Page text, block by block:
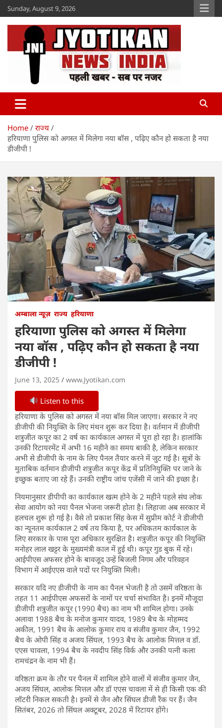
Skip
to
content
Sunday, August 9, 2026
Jyotikan
Home
राज्य
हरियाणा पुलिस को अगस्त में मिलेगा नया बॉस , पढ़िए कौन हो सकता है नया
डीजीपी !
अम्बाला न्यूज़ राज्य हरियाणा
हरियाणा पुलिस को अगस्त में मिलेगा
नया बॉस , पढ़िए कौन हो सकता है नया
डीजीपी !
June 13, 2025 www.Jyotikan.com
Listen to this
हरियाणा के पुलिस को अगस्त में नया बॉस मिल जाएगा। सरकार ने नए
डीजीपी की नियुक्ति के लिए मंथन शुरू कर दिया है। वर्तमान में डीजीपी
शत्रुजीत कपूर का 2 वर्ष का कार्यकाल अगस्त में पूरा हो रहा है। हालांकि
उनकी रिटायरमेंट में अभी 16 महीने का समय बाकी है, लेकिन सरकार
अभी से डीजीपी के नाम के लिए पैनल तैयार करने में जुट गई है। सूत्रों के
मुताबिक वर्तमान डीजीपी शत्रुजीत कपूर केंद्र में प्रतिनियुक्ति पर जाने के
इच्छुक बताए जा रहे हैं। उनकी राष्ट्रीय जांच एजेंसी में जाने की इच्छा है।
नियमानुसार डीपीपी का कार्यकाल खत्म होने के 2 महीने पहले संघ लोक
सेवा आयोग को नया पैनल भेजना जरूरी होता है। लिहाजा अब सरकार में
हलचल शुरू हो गई है। वैसे तो प्रकाश सिंह केस में सुप्रीम कोर्ट ने डीजीपी
का न्यूनतम कार्यकाल 2 वर्ष तय किया है, पर अधिकतम कार्यकाल के
लिए सरकार के पास पूरा अधिकार सुरक्षित है। शत्रुजीत कपूर की नियुक्ति
मनोहर लाल खट्टर के मुख्यमंत्री काल में हुई थी। कपूर गुड बुक में रहे।
आईपीएस अफसर होने के बावजूद उन्हें बिजली निगम और परिवहन
विभाग में आईएएस वाले पदों पर नियुक्ति मिली।
सरकार यदि नए डीजीपी के नाम का पैनल भेजती है तो उसमें वरिष्ठता के
तहत 11 आईपीएस अफसरों के नामों पर चर्चा संभावित है। इनमें मौजूदा
डीजीपी शत्रुजीत कपूर (1990 बैच) का नाम भी शामिल होगा। उनके
अलावा 1988 बैच के मनोज कुमार यादव, 1989 बैच के मोहम्मद
अकील, 1991 बैच के आलोक कुमार राय व संजीव कुमार जैन, 1992
बैच के ओपी सिंह व अजय सिंघल, 1993 बैच के आलोक मित्तल व डॉ.
एएस चावला, 1994 बैच के नवदीप सिंह विर्क और उनकी पत्नी कला
रामचंद्रन के नाम भी हैं।
वरिष्ठता क्रम के तौर पर पैनल में शामिल होने वालों में संजीव कुमार जैन,
अजय सिंघल, आलोक मित्तल और डॉ एएस चावला में से ही किसी एक की
लॉटरी निकल सकती है। इनमें से जैन और सिंघल डीजी रैंक पर हैं। जैन
सितंबर, 2026 तो सिंघल अक्टूबर, 2028 में रिटायर होंगे।